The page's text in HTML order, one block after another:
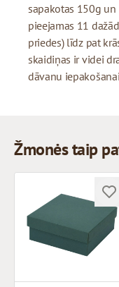
sapakotas 150g un
pieejamas 11
priedes) līdz pat
skaidiņas ir videi
dāvanu
Žmonės taip